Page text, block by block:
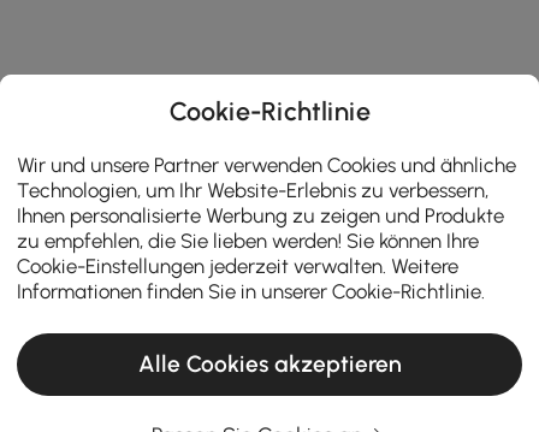
Cookie-Richtlinie
Wir und unsere Partner verwenden Cookies und ähnliche
Technologien, um Ihr Website-Erlebnis zu verbessern,
Ihnen personalisierte Werbung zu zeigen und Produkte
zu empfehlen, die Sie lieben werden! Sie können Ihre
Cookie-Einstellungen jederzeit verwalten. Weitere
Informationen finden Sie in unsererCookie-Richtlinie
Alle Cookies akzeptieren